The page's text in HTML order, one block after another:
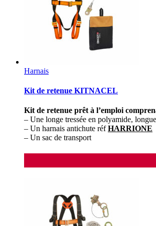
Harnais
Kit de retenue KITNACEL
Kit de retenue prêt à l’emploi
– Une longe tressée en polyamide,
– Un harnais antichute réfHARRIONE
– Un sac de transport